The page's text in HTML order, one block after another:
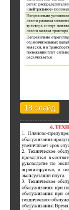
18 слайд